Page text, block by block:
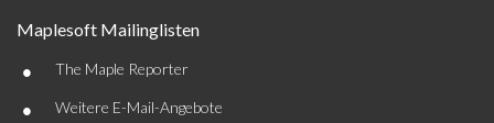
Maplesoft Mailinglisten
• The Maple Reporter
• Weitere E-Mail-Angebote